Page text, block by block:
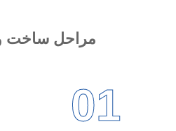
مراحل ساخت
01